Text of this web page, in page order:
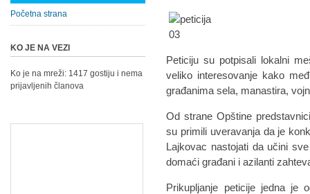
Peticiju su potpisali lokalni
veliko interesovanje kako
građanima sela, manastira,
Od strane Opštine
su primili uveravanja da je
Lajkovac nastojati da učini
domaći građani i azilanti
Prikupljanje peticije jedna je
Početna strana
KO JE NA VEZI
Ko je na mreži: 1417 gostiju i nema
prijavljenih članova